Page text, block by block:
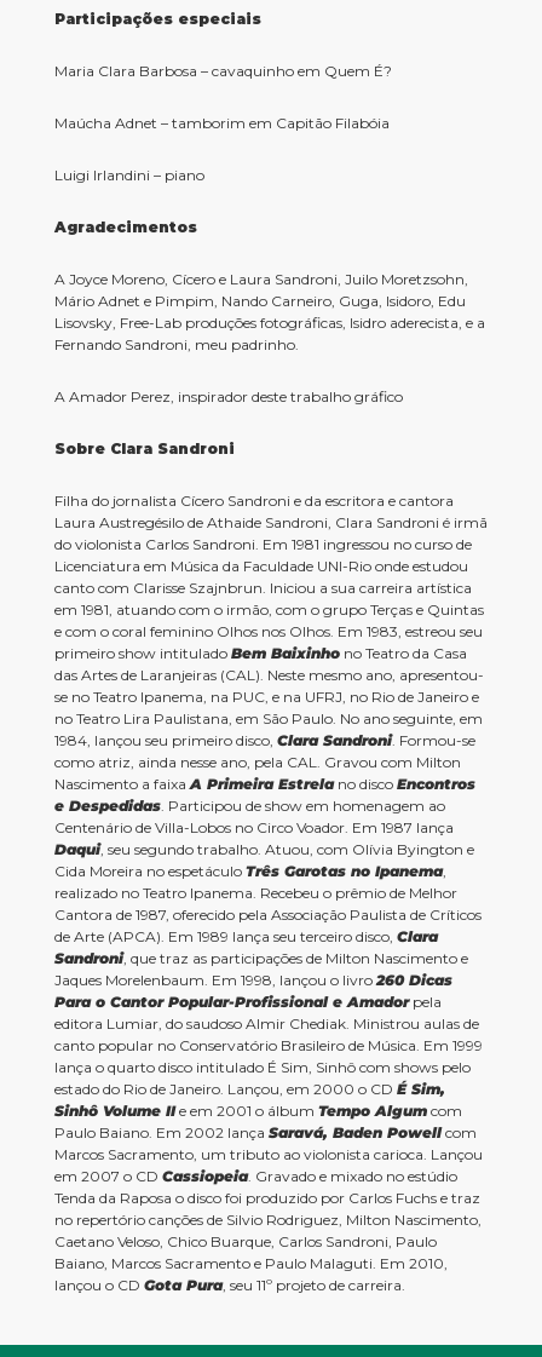
Participações especiais
Maria Clara Barbosa – cavaquinho em Quem É?
Maúcha Adnet – tamborim em Capitão Filabóia
Luigi Irlandini – piano
Agradecimentos
A Joyce Moreno, Cícero e Laura Sandroni, Juilo Moretzsohn,
Mário Adnet e Pimpim, Nando Carneiro, Guga, Isidoro, Edu
Lisovsky, Free-Lab produções fotográficas, Isidro aderecista, e a
Fernando Sandroni, meu padrinho.
A Amador Perez, inspirador deste trabalho gráfico
Sobre Clara Sandroni
Filha do jornalista Cícero Sandroni e da escritora e cantora
Laura Austregésilo de Athaide Sandroni, Clara Sandroni é irmã
do violonista Carlos Sandroni. Em 1981 ingressou no curso de
Licenciatura em Música da Faculdade UNI-Rio onde estudou
canto com Clarisse Szajnbrun. Iniciou a sua carreira artística
em 1981, atuando com o irmão, com o grupo Terças e Quintas
e com o coral feminino Olhos nos Olhos. Em 1983, estreou seu
primeiro show intitulado Bem Baixinhono Teatro da Casa
das Artes de Laranjeiras (CAL). Neste mesmo ano, apresentou-
se no Teatro Ipanema, na PUC, e na UFRJ, no Rio de Janeiro e
no Teatro Lira Paulistana, em São Paulo. No ano seguinte, em
1984, lançou seu primeiro disco, Clara Sandroni. Formou-se
como atriz, ainda nesse ano, pela CAL. Gravou com Milton
Nascimento a faixaA Primeira Estrelano disco Encontros
e Despedidas. Participou de show em homenagem ao
Centenário de Villa-Lobos no Circo Voador. Em 1987 lança
Daqui, seu segundo trabalho. Atuou, com Olívia Byington e
Cida Moreira no espetáculo Três Garotas no Ipanema,
realizado no Teatro Ipanema. Recebeu o prêmio de Melhor
Cantora de 1987, oferecido pela Associação Paulista de Críticos
de Arte (APCA). Em 1989 lança seu terceiro disco, Clara
Sandroni, que traz as participações de Milton Nascimento e
Jaques Morelenbaum. Em 1998, lançou o livro260 Dicas
Para o Cantor Popular-Profissional e Amadorpela
editora Lumiar, do saudoso Almir Chediak. Ministrou aulas de
canto popular no Conservatório Brasileiro de Música. Em 1999
lança o quarto disco intitulado É Sim, Sinhô com shows pelo
estado do Rio de Janeiro. Lançou, em 2000 o CD É Sim,
Sinhô Volume IIe em 2001 o álbum Tempo Algumcom
Paulo Baiano. Em 2002 lança Saravá, Baden Powellcom
Marcos Sacramento, um tributo ao violonista carioca. Lançou
em 2007 o CD Cassiopeia. Gravado e mixado no estúdio
Tenda da Raposa o disco foi produzido por Carlos Fuchs e traz
no repertório canções de Silvio Rodriguez, Milton Nascimento,
Caetano Veloso, Chico Buarque, Carlos Sandroni, Paulo
Baiano, Marcos Sacramento e Paulo Malaguti. Em 2010,
lançou o CD Gota Pura, seu 11º projeto de carreira.